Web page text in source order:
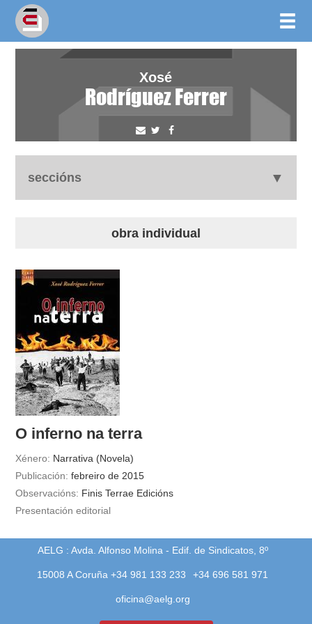
Xosé
Rodríguez Ferrer
seccións
outros docs
obra individual
O inferno na terra
Xénero: Narrativa (Novela)
Publicación: febreiro de 2015
Observacións: Finis Terrae Edicións
Presentación editorial
AELG : Avda. Alfonso Molina - Edif. de Sindicatos, 8º
15008 A Coruña +34 981 133 233 +34 696 581 971
oficina@aelg.org